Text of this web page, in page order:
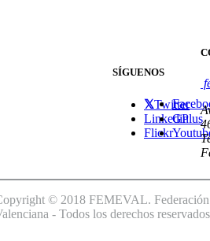
SÍGUENOS
Twitter
LinkedinGPlus
Flickr
© 2018 FEMEVAL. Federación
- Todos los derechos